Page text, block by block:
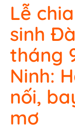
Lễ
sinh
tháng
Ninh:
nối,
mơ